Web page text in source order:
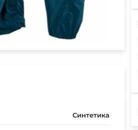
Синтетика